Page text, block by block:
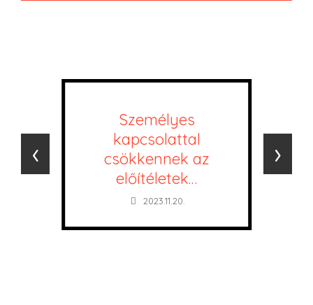
Személyes
kapcsolattal
csökkennek az
előítéletek…
2023.11.20.
‹ ›